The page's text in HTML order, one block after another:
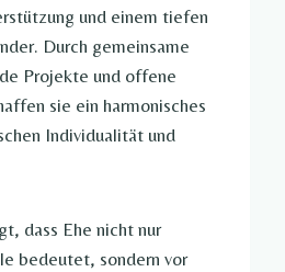
und einem tiefen
Durch gemeinsame
Projekte und offene
sie ein harmonisches
Individualität und
dass Ehe nicht nur
bedeutet, sondern vor